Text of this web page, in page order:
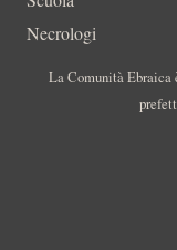
Necrologi
La Comunità Ebraica